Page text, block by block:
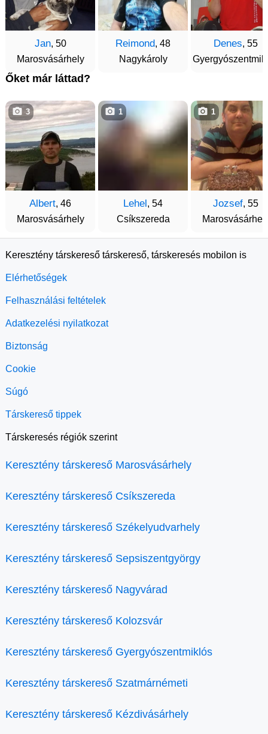
Jan, 50
Marosvásárhely
Reimond, 48
Nagykároly
Denes, 55
Őket már láttad?
Albert, 46
Marosvásárhely
3
Lehel , 54
Csíkszereda
1
Jozsef, 55
1
Keresztény társkereső társkereső, társkeresés mobilon is
Elérhetőségek
Felhasználási feltételek
Adatkezelési nyilatkozat
Biztonság
Cookie
Súgó
Társkereső tippek
Társkeresés régiók szerint
Keresztény társkereső Marosvásárhely
Keresztény társkereső Csíkszereda
Keresztény társkereső Székelyudvarhely
Keresztény társkereső Sepsiszentgyörgy
Keresztény társkereső Nagyvárad
Keresztény társkereső Kolozsvár
Keresztény társkereső Gyergyószentmiklós
Keresztény társkereső Szatmárnémeti
Keresztény társkereső Kézdivásárhely